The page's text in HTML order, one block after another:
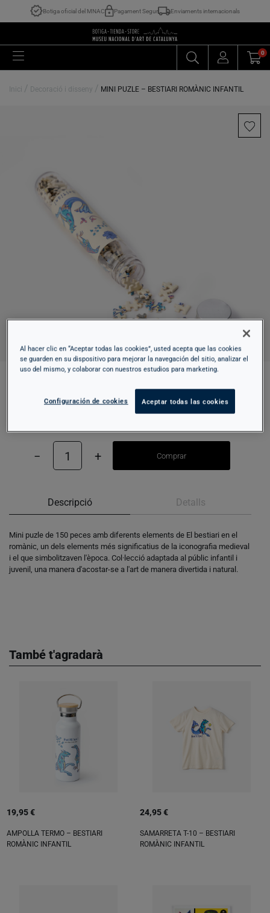
Botiga oficial del MNAC Pagament Segur Enviaments internacionals
0
Inici / Decoració i disseny / MINI PUZLE – BESTIARI ROMÀNIC INFANTIL
MINI PUZLE – BESTIARI ROMÀNIC INFANTIL
− 1 + Comprar
Descripció Detalls
Mini puzle de 150 peces amb diferents elements de El bestiari en el
romànic, un dels elements més significatius de la iconografia medieval
i el que simbolitzaven l'època. Col·lecció adaptada al públic infantil i
juvenil, una manera d'acostar-se a l'art de manera divertida i natural.
També t'agradarà
19,95 €
AMPOLLA TERMO – BESTIARI
ROMÀNIC INFANTIL
24,95 €
SAMARRETA T-10 – BESTIARI
ROMÀNIC INFANTIL
Al hacer clic en “Aceptar todas las cookies”, usted acepta que las cookies
se guarden en su dispositivo para mejorar la navegación del sitio, analizar el
uso del mismo, y colaborar con nuestros estudios para marketing.
Configuración de cookies Aceptar todas las cookies